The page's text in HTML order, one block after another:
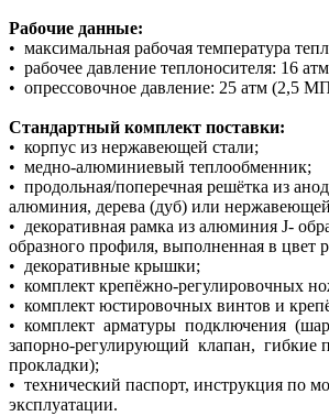
Рабочие данные:
• максимальная рабочая температура
• рабочее давление теплоносителя: 16
• опрессовочное давление: 25 атм (2,5
Стандартный комплект поставки:
• корпус из нержавеющей стали;
• медно-алюминиевый теплообменник;
• продольная/поперечная решётка из
алюминия, дерева (дуб) или
• декоративная рамка из алюминия J-
образного профиля, выполненная в цвет
• декоративные крышки;
• комплект крепёжно-регулировочных
• комплект юстировочных винтов и
• комплект арматуры подключения
запорно-регулирующий клапан, гибкие
прокладки);
• технический паспорт, инструкция по
эксплуатации.